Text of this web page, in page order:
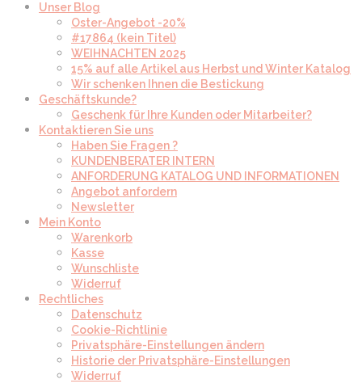
Unser Blog
Oster-Angebot -20%
#17864 (kein Titel)
WEIHNACHTEN 2025
15% auf alle Artikel aus Herbst und Winter Katalog
Wir schenken Ihnen die Bestickung
Geschäftskunde?
Geschenk für Ihre Kunden oder Mitarbeiter?
Kontaktieren Sie uns
Haben Sie Fragen ?
KUNDENBERATER INTERN
ANFORDERUNG KATALOG UND INFORMATIONEN
Angebot anfordern
Newsletter
Mein Konto
Warenkorb
Kasse
Wunschliste
Widerruf
Rechtliches
Datenschutz
Cookie-Richtlinie
Privatsphäre-Einstellungen ändern
Historie der Privatsphäre-Einstellungen
Widerruf